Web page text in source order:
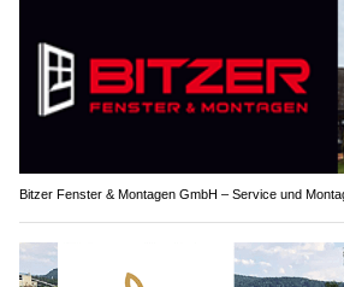
Bitzer Fenster & Montagen GmbH – Service und